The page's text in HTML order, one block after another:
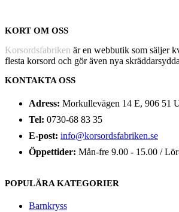
KORT OM OSS
Korsordsfabriken är en webbutik som säljer
flesta korsord och gör även nya
KONTAKTA OSS
Adress: Morkullevägen 14 E, 906 51
Tel: 0730-68 83 35
E-post: info@korsordsfabriken.se
Öppettider: Mån-fre 9.00 - 15.00 /
POPULÄRA KATEGORIER
Barnkryss